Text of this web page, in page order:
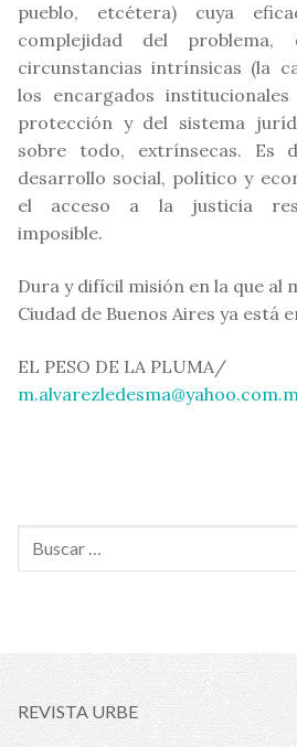
pueblo, etcétera) cuya
complejidad del
circunstancias intrínsicas (la
los encargados
protección y del sistema
sobre todo, extrínsecas. Es
desarrollo social, político y
el acceso a la justicia
imposible.
Dura y difícil misión en la que al
Ciudad de Buenos Aires ya está
EL PESO DE LA PLUMA/
Buscar:
REVISTA URBE